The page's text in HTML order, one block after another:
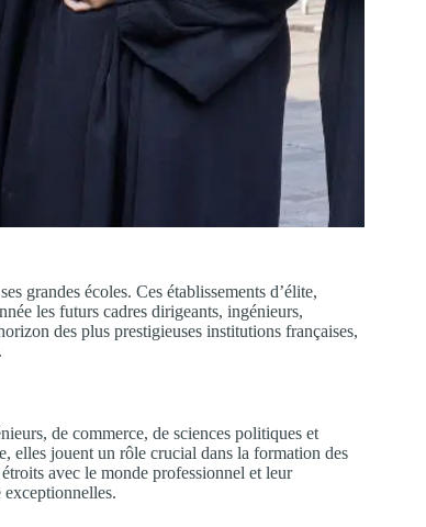
grandes écoles. Ces établissements d’élite,
les futurs cadres dirigeants, ingénieurs,
des plus prestigieuses institutions françaises,
de commerce, de sciences politiques et
elles jouent un rôle crucial dans la formation des
avec le monde professionnel et leur
exceptionnelles.